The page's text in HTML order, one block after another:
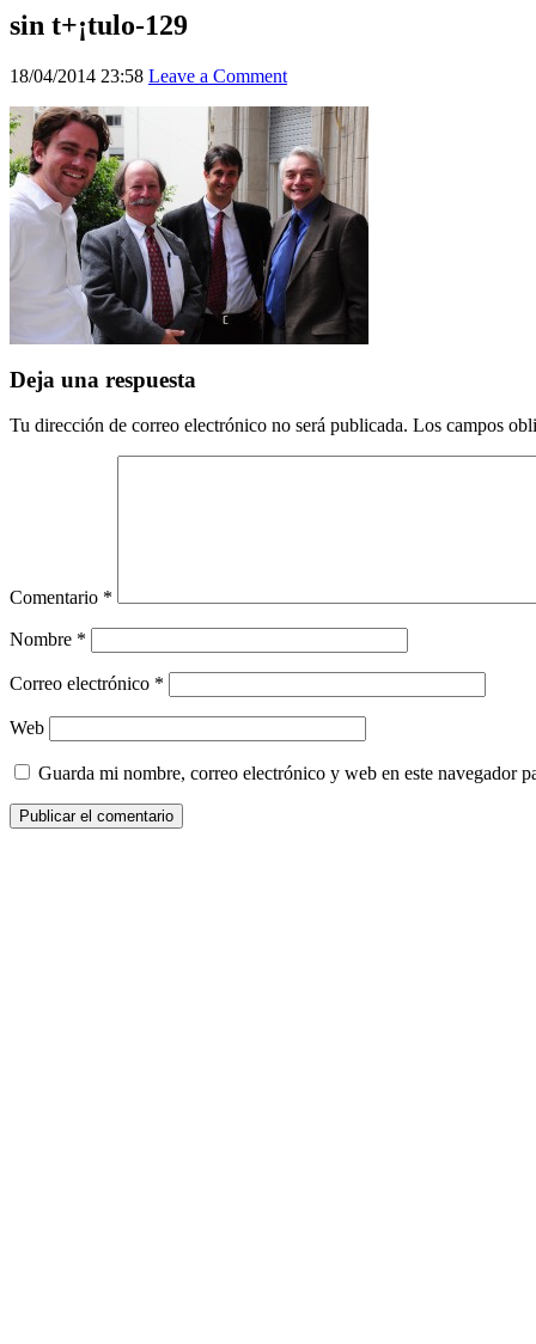
sin t+¡tulo-129
18/04/2014 23:58 Leave a Comment
Deja una respuesta
Tu dirección de correo electrónico no será publicada. Los campos
Comentario *
Nombre *
Correo electrónico *
Web
Guarda mi nombre, correo electrónico y web en este navegador